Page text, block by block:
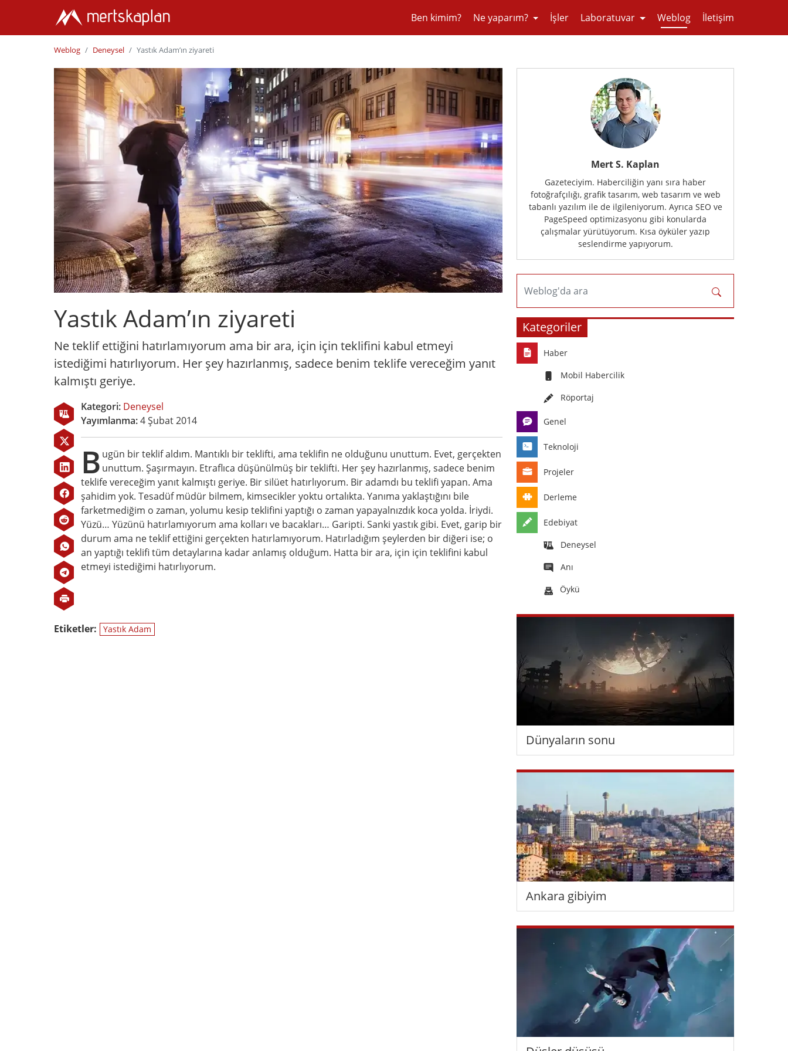
Ben kimim? Ne yaparım? İşler Laboratuvar Weblog İletişim
Weblog Deneysel Yastık Adam’ın ziyareti
Yastık Adam’ın ziyareti
Ne teklif ettiğini hatırlamıyorum ama bir ara, için için teklifini kabul etmeyi
istediğimi hatırlıyorum. Her şey hazırlanmış, sadece benim teklife vereceğim yanıt
kalmıştı geriye.
Kategori: Deneysel
Yayımlanma:4 Şubat 2014
B ugün bir teklif aldım. Mantıklı bir teklifti, ama teklifin ne olduğunu unuttum. Evet, gerçekten
unuttum. Şaşırmayın. Etraflıca düşünülmüş bir teklifti. Her şey hazırlanmış, sadece benim
teklife vereceğim yanıt kalmıştı geriye. Bir silüet hatırlıyorum. Bir adamdı bu teklifi yapan. Ama
şahidim yok. Tesadüf müdür bilmem, kimsecikler yoktu ortalıkta. Yanıma yaklaştığını bile
farketmediğim o zaman, yolumu kesip teklifini yaptığı o zaman yapayalnızdık koca yolda. İriydi.
Yüzü… Yüzünü hatırlamıyorum ama kolları ve bacakları… Garipti. Sanki yastık gibi. Evet, garip bir
durum ama ne teklif ettiğini gerçekten hatırlamıyorum. Hatırladığım şeylerden bir diğeri ise; o
an yaptığı teklifi tüm detaylarına kadar anlamış olduğum. Hatta bir ara, için için teklifini kabul
etmeyi istediğimi hatırlıyorum.
Etiketler: Yastık Adam
Mert S. Kaplan
Gazeteciyim. Haberciliğin yanı sıra haber
fotoğrafçılığı, grafik tasarım, web tasarım ve web
tabanlı yazılım ile de ilgileniyorum. Ayrıca SEO ve
PageSpeed optimizasyonu gibi konularda
çalışmalar yürütüyorum. Kısa öyküler yazıp
seslendirme yapıyorum.
Weblog'da ara
Kategoriler
Haber
Mobil Habercilik
Röportaj
Genel
Teknoloji
Projeler
Derleme
Edebiyat
Deneysel
Anı
Öykü
Dünyaların sonu
Ankara gibiyim